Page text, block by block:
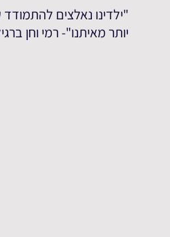
"ילדינו נאלצים
יותר מאיתנו"- רמי וחן ברגיל על